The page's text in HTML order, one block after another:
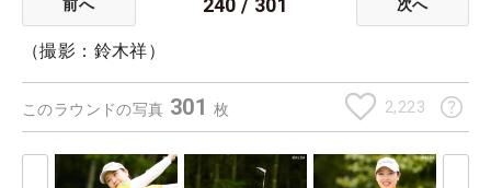
前へ 240 / 301 次へ
（撮影：鈴木祥）
このラウンドの写真 301 枚 2,223